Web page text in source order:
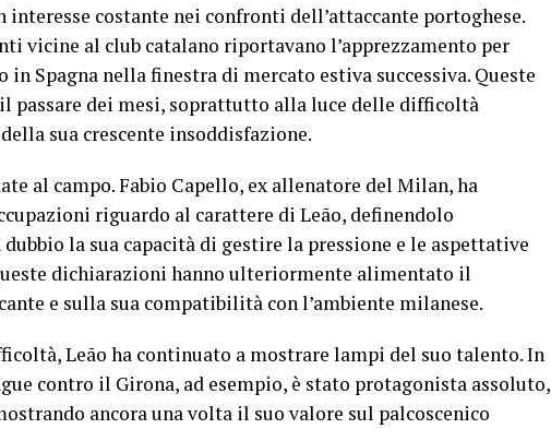
costante nei confronti dell’attaccante portoghese.
vicine al club catalano riportavano l’apprezzamento per
Spagna nella finestra di mercato estiva successiva. Queste
passare dei mesi, soprattutto alla luce delle difficoltà
sua crescente insoddisfazione.
al campo. Fabio Capello, ex allenatore del Milan, ha
riguardo al carattere di Leão, definendolo
la sua capacità di gestire la pressione e le aspettative
dichiarazioni hanno ulteriormente alimentato il
e sulla sua compatibilità con l’ambiente milanese.
Leão ha continuato a mostrare lampi del suo talento. In
contro il Girona, ad esempio, è stato protagonista assoluto,
ancora una volta il suo valore sul palcoscenico